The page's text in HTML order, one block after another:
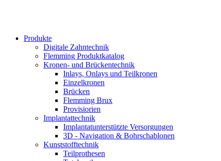
Produkte
Digitale Zahntechnik
Flemming Produktkatalog
Kronen- und Brückentechnik
Inlays, Onlays und Teilkronen
Einzelkronen
Brücken
Flemming Brux
Provisiorien
Implantat­technik
Implantat­unterstützte Versorgungen
3D - Navigation & Bohr­schablonen
Kunststoff­technik
Teilprothesen